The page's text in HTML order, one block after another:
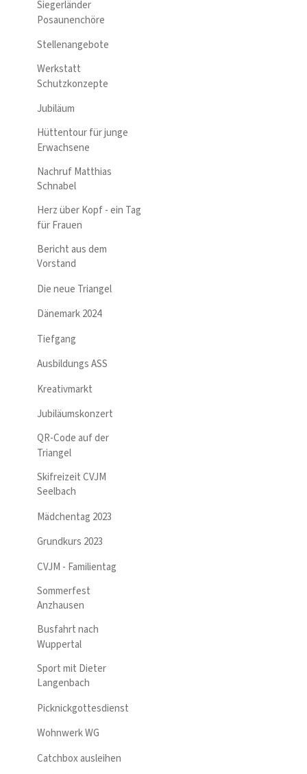
Siegerländer
Posaunenchöre
Stellenangebote
Werkstatt
Schutzkonzepte
Jubiläum
Hüttentour für junge
Erwachsene
Nachruf Matthias
Schnabel
Herz über Kopf - ein Tag
für Frauen
Bericht aus dem
Vorstand
Die neue Triangel
Dänemark 2024
Tiefgang
Ausbildungs ASS
Kreativmarkt
Jubiläumskonzert
QR-Code auf der
Triangel
Skifreizeit CVJM
Seelbach
Mädchentag 2023
Grundkurs 2023
CVJM - Familientag
Sommerfest
Anzhausen
Busfahrt nach
Wuppertal
Sport mit Dieter
Langenbach
Picknickgottesdienst
Wohnwerk WG
Catchbox ausleihen